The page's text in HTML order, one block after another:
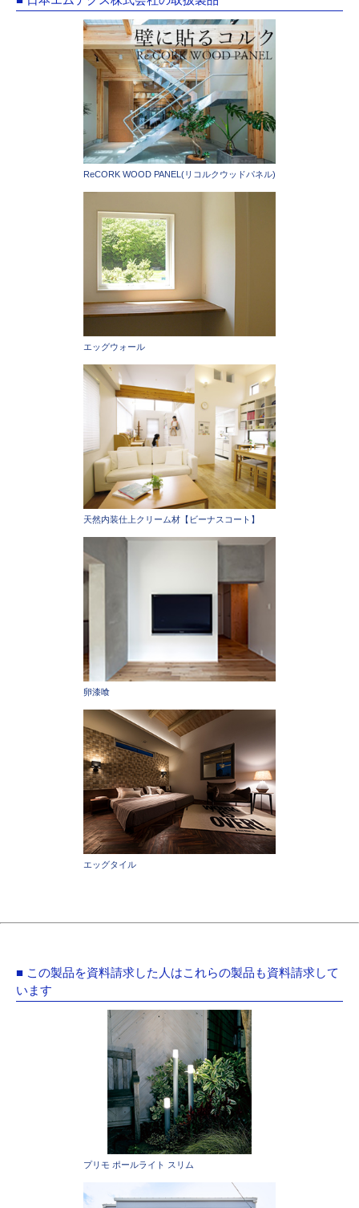
ReCORK WOOD PANEL(リコルクウッドパネル)
エッグウォール
天然内装仕上クリーム材【ビーナスコート】
卵漆喰
エッグタイル
■ この製品を資料請求した人はこれらの製品も資料請求して
います
プリモ ポールライト スリム